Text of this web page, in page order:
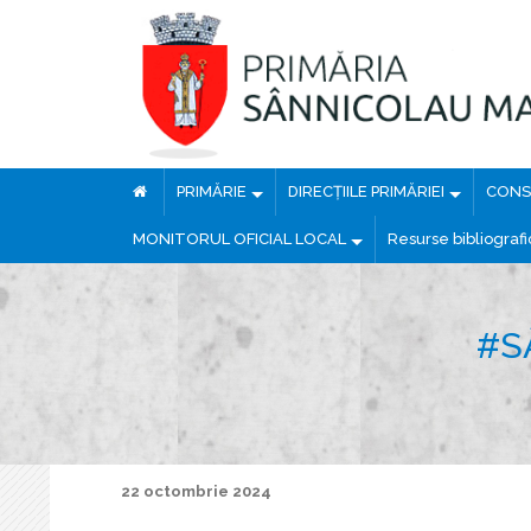
PRIMĂRIE DIRECȚIILE PRIMĂRIEI
MONITORUL OFICIAL LOCAL Resurse
22 octombrie 2024